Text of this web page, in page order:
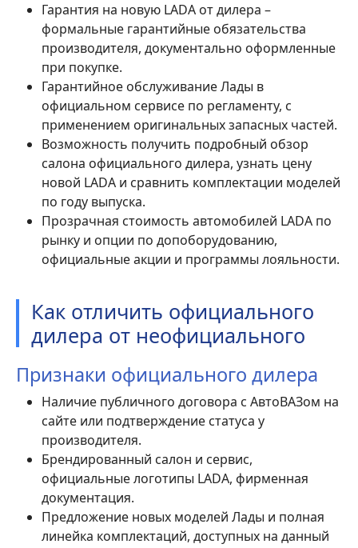
Гарантия на новую LADA от дилера –
формальные гарантийные обязательства
производителя, документально оформленные
при покупке.
Гарантийное обслуживание Лады в
официальном сервисе по регламенту, с
применением оригинальных запасных частей.
Возможность получить подробный обзор
салона официального дилера, узнать цену
новой LADA и сравнить комплектации моделей
по году выпуска.
Прозрачная стоимость автомобилей LADA по
рынку и опции по допоборудованию,
официальные акции и программы лояльности.
Как отличить официального
дилера от неофициального
Признаки официального дилера
Наличие публичного договора с АвтоВАЗом на
сайте или подтверждение статуса у
производителя.
Брендированный салон и сервис,
официальные логотипы LADA, фирменная
документация.
Предложение новых моделей Лады и полная
линейка комплектаций, доступных на данный